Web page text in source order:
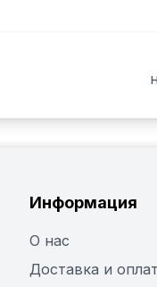
Информация
О нас
Доставка и